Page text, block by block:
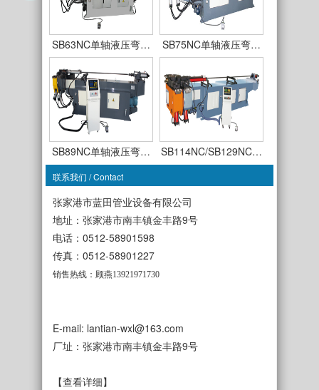
SB63NC单轴液压弯… SB75NC单轴液压弯…
SB89NC单轴液压弯… SB114NC/SB129NC…
SB63CNC-TSR-3A全…
联系我们 / Contact
张家港市蓝田管业设备有限公司
地址：张家港市南丰镇金丰路9号
电话：0512-58901598
传真：0512-58901227
销售热线：顾燕13921971730
E-mail: lantian-wxl@163.com
厂址：张家港市南丰镇金丰路9号
【查看详细】